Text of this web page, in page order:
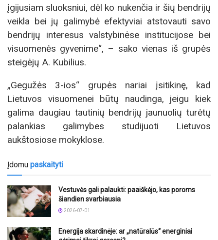
įgijusiam sluoksniui, dėl ko nukenčia ir šių bendrijų
veikla bei jų galimybė efektyviai atstovauti savo
bendrijų interesus valstybinėse institucijose bei
visuomenės gyvenime“, – sako vienas iš grupės
steigėjų A. Kubilius.
„Gegužės 3-ios“ grupės nariai įsitikinę, kad
Lietuvos visuomenei būtų naudinga, jeigu kiek
galima daugiau tautinių bendrijų jaunuolių turėtų
palankias galimybes studijuoti Lietuvos
aukštosiose mokyklose.
Įdomu paskaityti
Vestuvės gali palaukti: paaiškėjo, kas poroms
šiandien svarbiausia
2026-07-01
Energija skardinėje: ar „natūralūs“ energiniai